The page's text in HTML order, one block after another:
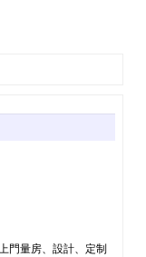
門量房、設計、定制